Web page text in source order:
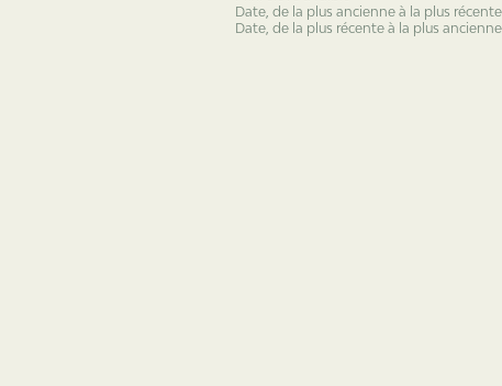
Date, de la plus ancienne à la plus récente
Date, de la plus récente à la plus ancienne